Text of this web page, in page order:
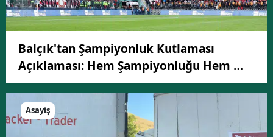
Balçık'tan Şampiyonluk Kutlaması
Açıklaması: Hem Şampiyonluğu Hem …
Asayiş